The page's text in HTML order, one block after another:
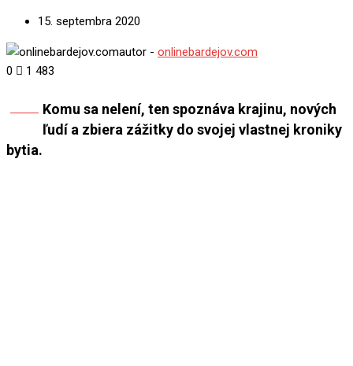
15. septembra 2020
autor - onlinebardejov.com
0
1 483
Komu sa nelení, ten spoznáva krajinu, nových
ľudí a zbiera zážitky do svojej vlastnej kroniky
bytia.